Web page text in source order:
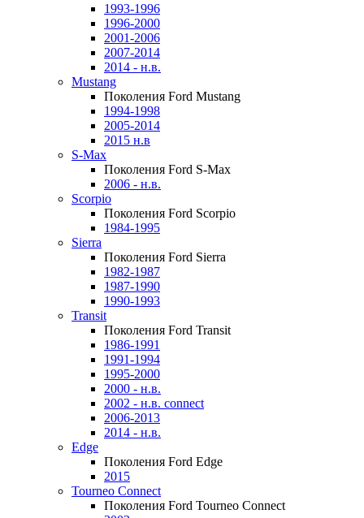
1993-1996
1996-2000
2001-2006
2007-2014
2014 - н.в.
Mustang
Поколения Ford Mustang
1994-1998
2005-2014
2015 н.в
S-Max
Поколения Ford S-Max
2006 - н.в.
Scorpio
Поколения Ford Scorpio
1984-1995
Sierra
Поколения Ford Sierra
1982-1987
1987-1990
1990-1993
Transit
Поколения Ford Transit
1986-1991
1991-1994
1995-2000
2000 - н.в.
2002 - н.в. connect
2006-2013
2014 - н.в.
Edge
Поколения Ford Edge
2015
Tourneo Connect
Поколения Ford Tourneo Connect